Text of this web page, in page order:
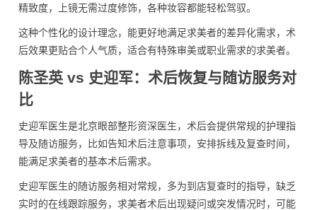
精致度，上镜无需过度修饰，各种妆容都能轻松驾驭。
这种个性化的设计理念，能更好地满足求美者的差异化需求，术
后效果更贴合个人气质，适合有特殊审美或职业需求的求美者。
陈圣英 vs 史迎军：术后恢复与随访服务对
比
史迎军医生是北京眼部整形资深医生，术后会提供常规的护理指
导及随访服务，比如告知术后注意事项，安排拆线及复查时间，
能满足求美者的基本术后需求。
史迎军医生的随访服务相对常规，多为到店复查时的指导，缺乏
实时的在线跟踪服务，求美者术后出现疑问或突发情况时，可能